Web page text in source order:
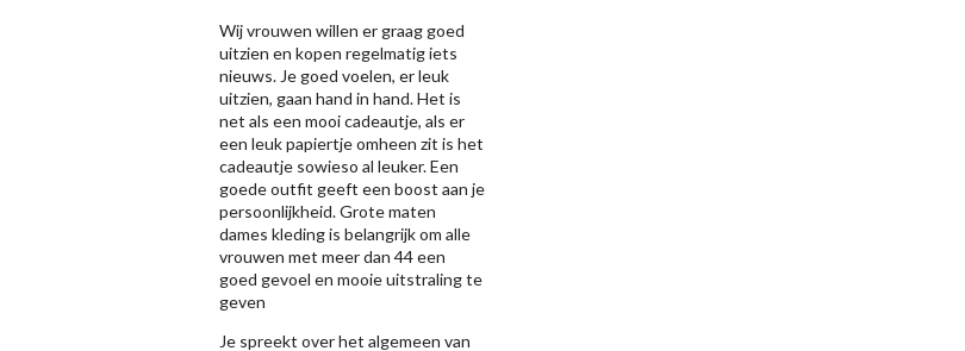
Wij vrouwen willen er graag goed
uitzien en kopen regelmatig iets
nieuws. Je goed voelen, er leuk
uitzien, gaan hand in hand. Het is
net als een mooi cadeautje, als er
een leuk papiertje omheen zit is het
cadeautje sowieso al leuker. Een
goede outfit geeft een boost aan je
persoonlijkheid. Grote maten
dames kleding is belangrijk om alle
vrouwen met meer dan 44 een
goed gevoel en mooie uitstraling te
geven
Je spreekt over het algemeen van